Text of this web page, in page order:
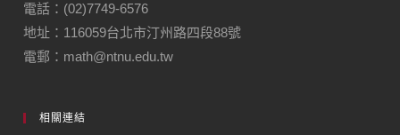
電話：(02)7749-6576
地址：116059台北市汀州路四段88號
電郵：math@ntnu.edu.tw
相關連結